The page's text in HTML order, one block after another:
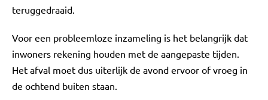
teruggedraaid.
Voor een probleemloze inzameling is het belangrijk dat
inwoners rekening houden met de aangepaste tijden.
Het afval moet dus uiterlijk de avond ervoor of vroeg in
de ochtend buiten staan.